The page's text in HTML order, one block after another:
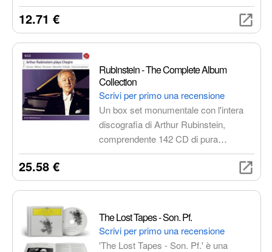
un'Esposizione" e "Salammbo", diretti
magistralmente da Claudio Abbado alla
guida della Berliner Philharmoniker.
coinvolgente, che spazia
dall'atmosfera oscura e suggestiva alle
vivaci interpretazioni sonore e alle
passioni travolgenti.
12.71 €
Rubinstein - The Complete Album
Collection
Scrivi per primo una recensione
Un box set monumentale con l'intera
discografia di Arthur Rubinstein,
comprendente 142 CD di pura
emozione. Un'ode al genio di uno dei
cofanetto imperdibile per gli amanti
25.58 €
The Lost Tapes - Son. Pf.
Scrivi per primo una recensione
'The Lost Tapes - Son. Pf.' è una